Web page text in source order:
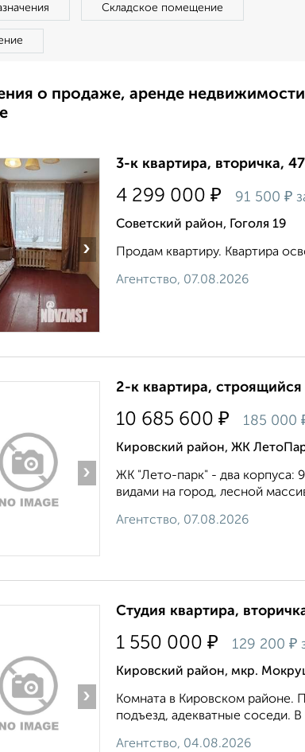
Складское помещение
о продаже, аренде
›
3-к квартира, вторичка,
4 299 000 ₽ 91 500 ₽
Советский район, Гоголя 19
Продам квартиру. Квартира
Агентство, 07.08.2026
›
2-к квартира,
10 685 600 ₽ 185 000
Кировский район, ЖК
ЖК "Лето-парк" - два корпуса:
видами на город, лесной
Агентство, 07.08.2026
›
Студия квартира,
1 550 000 ₽ 129 200 ₽
Кировский район, мкр.
Комната в Кировском районе.
подъезд, адекватные соседи.
Агентство, 04.08.2026